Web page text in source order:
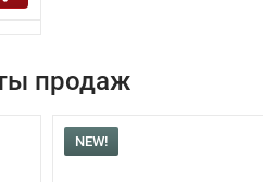
продаж
NEW!